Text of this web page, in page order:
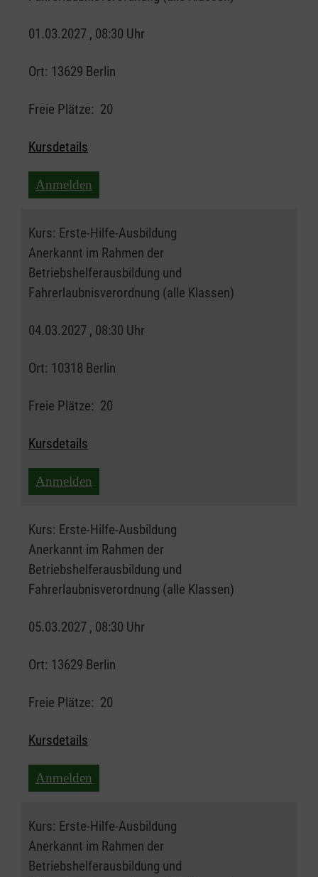
01.03.2027 , 08:30 Uhr
Ort: 13629 Berlin
Freie Plätze: 20
Kursdetails
Anmelden
Kurs: Erste-Hilfe-Ausbildung
Anerkannt im Rahmen der
Betriebshelferausbildung und
Fahrerlaubnisverordnung (alle Klassen)
04.03.2027 , 08:30 Uhr
Ort: 10318 Berlin
Freie Plätze: 20
Kursdetails
Anmelden
Kurs: Erste-Hilfe-Ausbildung
Anerkannt im Rahmen der
Betriebshelferausbildung und
Fahrerlaubnisverordnung (alle Klassen)
05.03.2027 , 08:30 Uhr
Ort: 13629 Berlin
Freie Plätze: 20
Kursdetails
Anmelden
Kurs: Erste-Hilfe-Ausbildung
Anerkannt im Rahmen der
Betriebshelferausbildung und